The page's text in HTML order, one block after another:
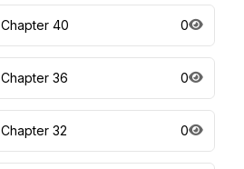
Chapter 40 0
Chapter 36 0
Chapter 32 0